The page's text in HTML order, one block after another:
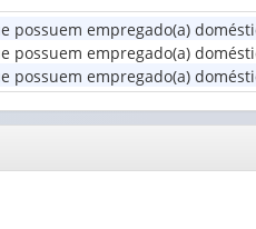
Grupo
de
idade
possuem empregado(a)
possuem empregado(a)
possuem empregado(a)